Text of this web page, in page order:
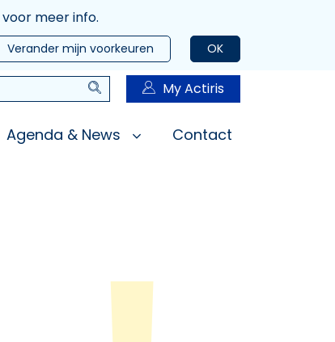
voor meer info.
OK
Verander mijn voorkeuren
Zoeken My Actiris
Agenda & News Contact